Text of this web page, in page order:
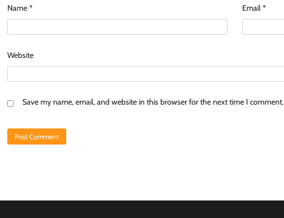
Name * Email*
Website
Save my name, email, and website in this browser for the next time I comment.